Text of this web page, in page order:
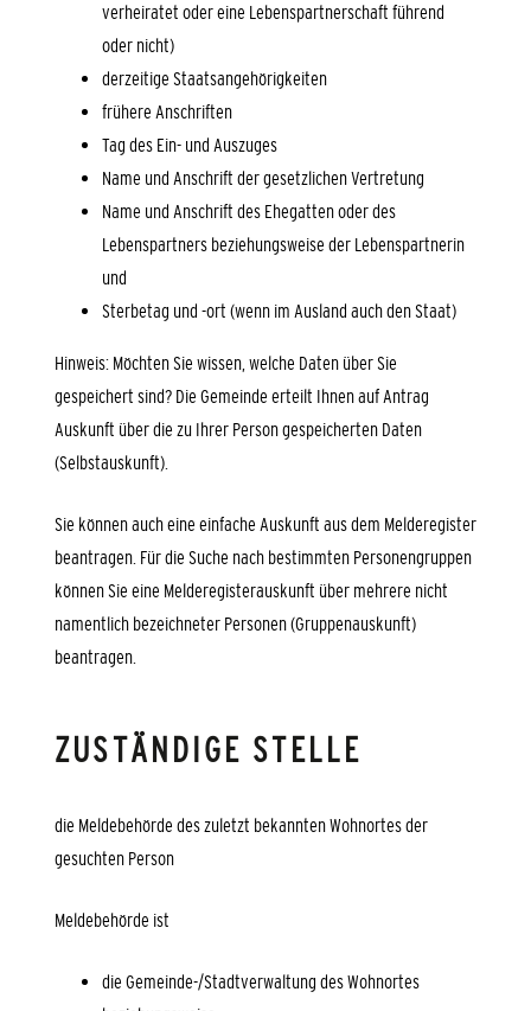
verheiratet oder eine Lebenspartnerschaft führend
oder nicht)
derzeitige Staatsangehörigkeiten
frühere Anschriften
Tag des Ein- und Auszuges
Name und Anschrift der gesetzlichen Vertretung
Name und Anschrift des Ehegatten oder des
Lebenspartners beziehungsweise der Lebenspartnerin
und
Sterbetag und -ort (wenn im Ausland auch den Staat)
Hinweis: Möchten Sie wissen, welche Daten über Sie
gespeichert sind? Die Gemeinde erteilt Ihnen auf Antrag
Auskunft über die zu Ihrer Person gespeicherten Daten
(Selbstauskunft).
Sie können auch eine einfache Auskunft aus dem Melderegister
beantragen. Für die Suche nach bestimmten Personengruppen
können Sie eine Melderegisterauskunft über mehrere nicht
namentlich bezeichneter Personen (Gruppenauskunft)
beantragen.
ZUSTÄNDIGE STELLE
die Meldebehörde des zuletzt bekannten Wohnortes der
gesuchten Person
Meldebehörde ist
die Gemeinde-/Stadtverwaltung des Wohnortes